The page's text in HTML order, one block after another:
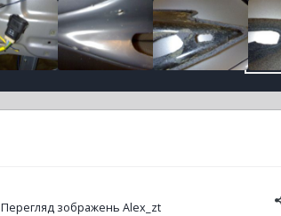
Перегляд зображень Alex_zt